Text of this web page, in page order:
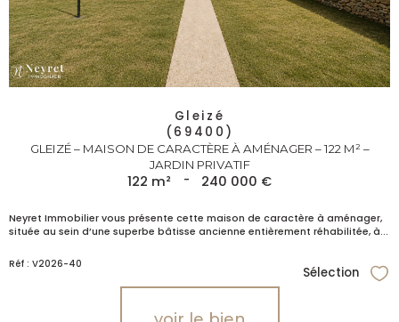
Gleizé
(69400)
GLEIZÉ – MAISON DE CARACTÈRE À AMÉNAGER – 122 M² –
JARDIN PRIVATIF
122 m² - 240 000 €
Neyret Immobilier vous présente cette maison de caractère à aménager,
située au sein d’une superbe bâtisse ancienne entièrement réhabilitée, à...
Réf : V2026-40
Sélection